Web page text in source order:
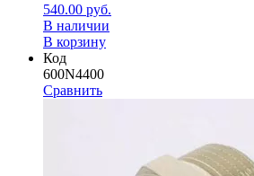
540.00 руб.
В наличии
В корзину
Код
600N4400
Сравнить